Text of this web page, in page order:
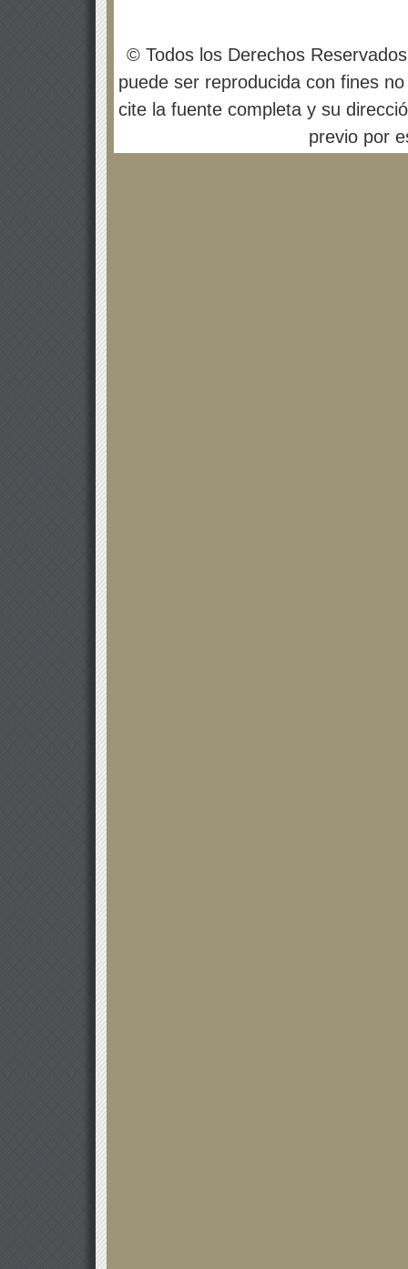
© Todos los Derechos
puede ser reproducida con fines
cite la fuente completa y su
previo por